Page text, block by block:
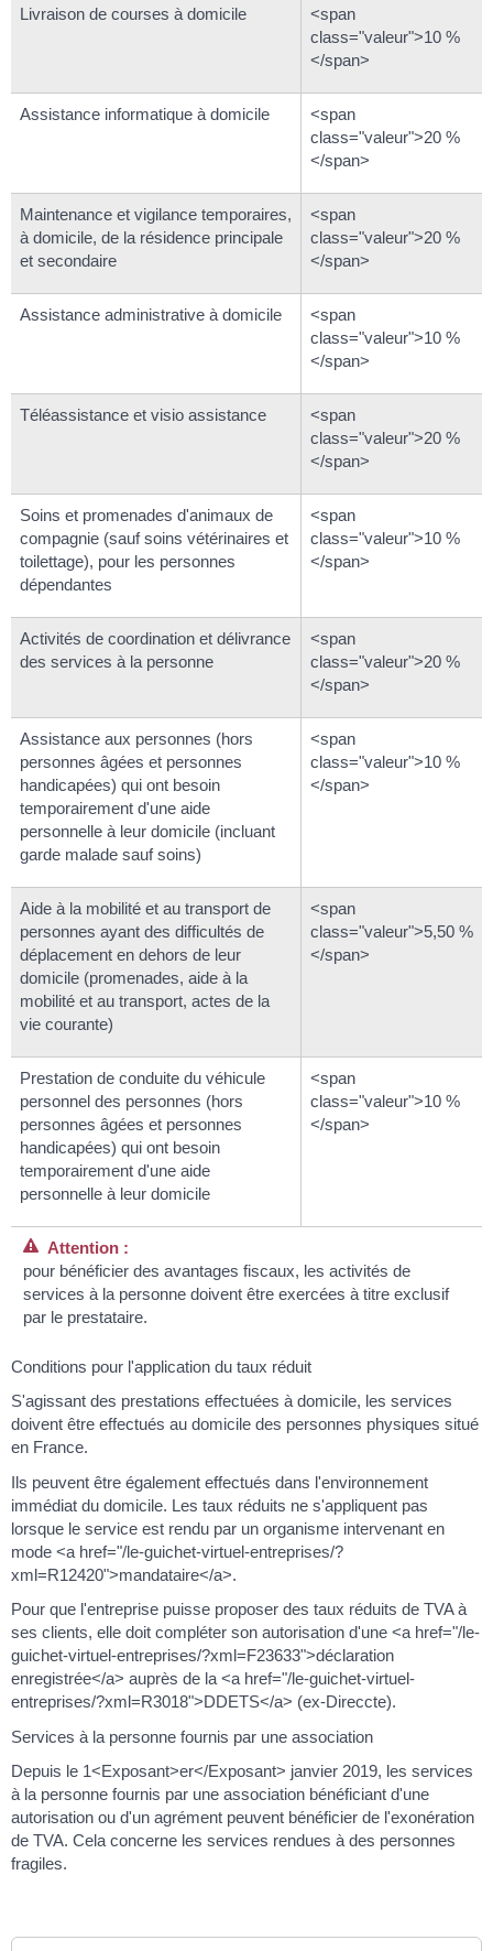
Livraison de courses à domicile
<span
class="valeur">10 %
</span>
Assistance informatique à domicile
<span
class="valeur">20 %
</span>
Maintenance et vigilance temporaires,
à domicile, de la résidence principale
et secondaire
<span
class="valeur">20 %
</span>
Assistance administrative à domicile
<span
class="valeur">10 %
</span>
Téléassistance et visio assistance
<span
class="valeur">20 %
</span>
Soins et promenades d'animaux de
compagnie (sauf soins vétérinaires et
toilettage), pour les personnes
dépendantes
<span
class="valeur">10 %
</span>
Activités de coordination et délivrance
des services à la personne
<span
class="valeur">20 %
</span>
Assistance aux personnes (hors
personnes âgées et personnes
handicapées) qui ont besoin
temporairement d'une aide
personnelle à leur domicile (incluant
garde malade sauf soins)
<span
class="valeur">10 %
</span>
Aide à la mobilité et au transport de
personnes ayant des difficultés de
déplacement en dehors de leur
domicile (promenades, aide à la
mobilité et au transport, actes de la
vie courante)
<span
class="valeur">5,50 %
</span>
Prestation de conduite du véhicule
personnel des personnes (hors
personnes âgées et personnes
handicapées) qui ont besoin
temporairement d'une aide
personnelle à leur domicile
<span
class="valeur">10 %
</span>
Attention :
pour bénéficier des avantages fiscaux, les activités de
services à la personne doivent être exercées à titre exclusif
par le prestataire.
Conditions pour l'application du taux réduit
S'agissant des prestations effectuées à domicile, les services
doivent être effectués au domicile des personnes physiques situé
en France.
Ils peuvent être également effectués dans l'environnement
immédiat du domicile. Les taux réduits ne s'appliquent pas
lorsque le service est rendu par un organisme intervenant en
mode <a href="/le-guichet-virtuel-entreprises/?
xml=R12420">mandataire</a>.
Pour que l'entreprise puisse proposer des taux réduits de TVA à
ses clients, elle doit compléter son autorisation d'une <a href="/le-
guichet-virtuel-entreprises/?xml=F23633">déclaration
enregistrée</a> auprès de la <a href="/le-guichet-virtuel-
entreprises/?xml=R3018">DDETS</a> (ex-Direccte).
Services à la personne fournis par une association
Depuis le 1<Exposant>er</Exposant> janvier 2019, les services
à la personne fournis par une association bénéficiant d'une
autorisation ou d'un agrément peuvent bénéficier de l'exonération
de TVA. Cela concerne les services rendues à des personnes
fragiles.